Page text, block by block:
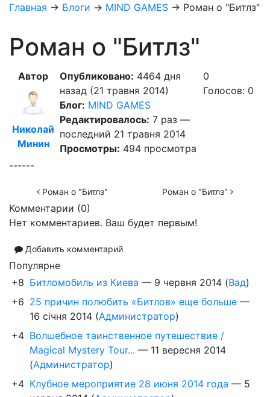
Главная → Блоги → MIND GAMES → Роман о "Битлз"
Роман о "Битлз"
Автор
Николай
Минин
Опубликовано: 4464 дня
назад (21 травня 2014)
Блог: MIND GAMES
Редактировалось: 7 раз —
последний 21 травня 2014
Просмотры: 494 просмотра
0
Голосов: 0
------
Роман о "Битлз" Роман о "Битлз"
Комментарии (0)
Нет комментариев. Ваш будет первым!
Добавить комментарий
Популярне
+8 Битломобиль из Киева — 9 червня 2014 (Вад)
+6 25 причин полюбить «Битлов» еще больше —
16 січня 2014 (Администратор)
+4 Волшебное таинственное путешествие /
Magical Mystery Tour... — 11 вересня 2014
(Администратор)
+4 Клубное мероприятие 28 июня 2014 года — 5